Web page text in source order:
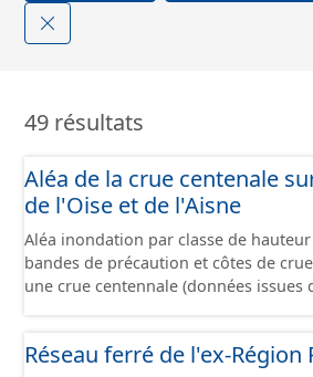
49 résultats
Aléa de la crue centenale
de l'Oise et de l'Aisne
Aléa inondation par classe de hauteur
bandes de précaution et côtes de
une crue centennale (données issues
Réseau ferré de l'ex-Région